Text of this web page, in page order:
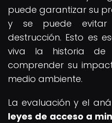
puede garantizar su
y se puede
destrucción. Esto es
viva la historia
comprender su
medio ambiente.
La evaluación y el
leyes de acceso a